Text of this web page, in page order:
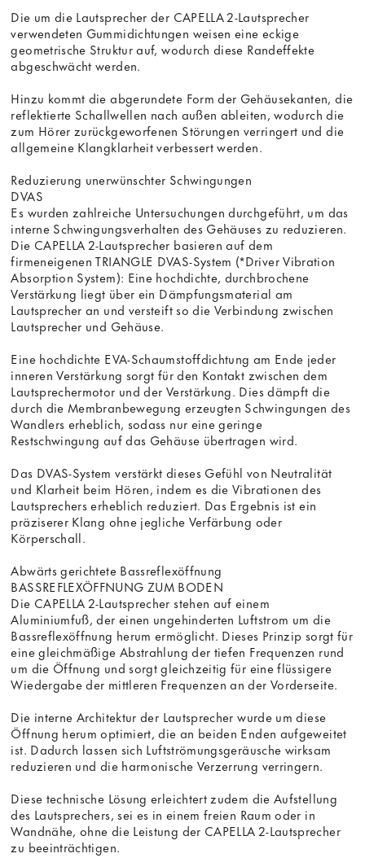
Die um die Lautsprecher der CAPELLA 2-Lautsprecher
verwendeten Gummidichtungen weisen eine eckige
geometrische Struktur auf, wodurch diese Randeffekte
abgeschwächt werden.
Hinzu kommt die abgerundete Form der Gehäusekanten, die
reflektierte Schallwellen nach außen ableiten, wodurch die
zum Hörer zurückgeworfenen Störungen verringert und die
allgemeine Klangklarheit verbessert werden.
Reduzierung unerwünschter Schwingungen
DVAS
Es wurden zahlreiche Untersuchungen durchgeführt, um das
interne Schwingungsverhalten des Gehäuses zu reduzieren.
Die CAPELLA 2-Lautsprecher basieren auf dem
firmeneigenen TRIANGLE DVAS-System (*Driver Vibration
Absorption System): Eine hochdichte, durchbrochene
Verstärkung liegt über ein Dämpfungsmaterial am
Lautsprecher an und versteift so die Verbindung zwischen
Lautsprecher und Gehäuse.
Eine hochdichte EVA-Schaumstoffdichtung am Ende jeder
inneren Verstärkung sorgt für den Kontakt zwischen dem
Lautsprechermotor und der Verstärkung. Dies dämpft die
durch die Membranbewegung erzeugten Schwingungen des
Wandlers erheblich, sodass nur eine geringe
Restschwingung auf das Gehäuse übertragen wird.
Das DVAS-System verstärkt dieses Gefühl von Neutralität
und Klarheit beim Hören, indem es die Vibrationen des
Lautsprechers erheblich reduziert. Das Ergebnis ist ein
präziserer Klang ohne jegliche Verfärbung oder
Körperschall.
Abwärts gerichtete Bassreflexöffnung
BASSREFLEXÖFFNUNG ZUM BODEN
Die CAPELLA 2-Lautsprecher stehen auf einem
Aluminiumfuß, der einen ungehinderten Luftstrom um die
Bassreflexöffnung herum ermöglicht. Dieses Prinzip sorgt für
eine gleichmäßige Abstrahlung der tiefen Frequenzen rund
um die Öffnung und sorgt gleichzeitig für eine flüssigere
Wiedergabe der mittleren Frequenzen an der Vorderseite.
Die interne Architektur der Lautsprecher wurde um diese
Öffnung herum optimiert, die an beiden Enden aufgeweitet
ist. Dadurch lassen sich Luftströmungsgeräusche wirksam
reduzieren und die harmonische Verzerrung verringern.
Diese technische Lösung erleichtert zudem die Aufstellung
des Lautsprechers, sei es in einem freien Raum oder in
Wandnähe, ohne die Leistung der CAPELLA 2-Lautsprecher
zu beeinträchtigen.